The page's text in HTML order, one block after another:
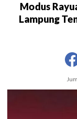
Modus
Lampung